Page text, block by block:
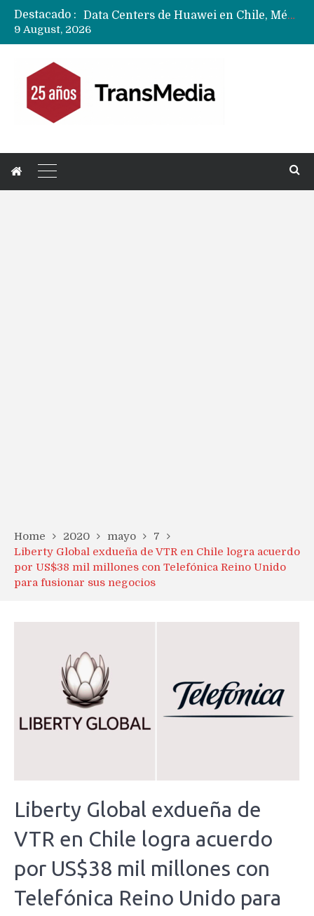
Destacado :
Data Centers de Huawei en Chile, México, Brasil,Perú y Argentina podrían verse afectados por arremetida de EE.UU
9 August, 2026
Home 2020 mayo
7
Liberty Global exdueña de VTR en Chile logra acuerdo
por US$38 mil millones con Telefónica Reino Unido
para fusionar sus negocios
Liberty Global exdueña de
VTR en Chile logra acuerdo
por US$38 mil millones con
Telefónica Reino Unido para